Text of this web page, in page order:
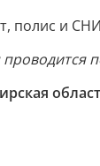
полис и